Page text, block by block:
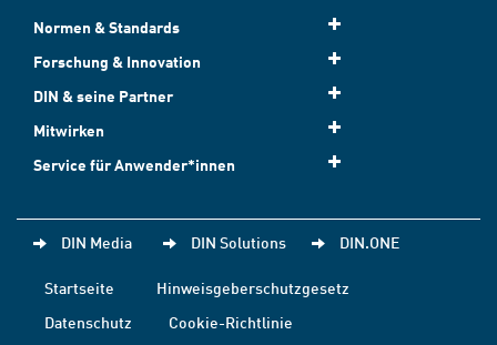
Normen & Standards
Forschung & Innovation
DIN & seine Partner
Mitwirken
Service für Anwender*innen
DIN Media DIN Solutions DIN.ONE
Startseite
Hinweisgeberschutzgesetz
Datenschutz
Cookie-Richtlinie